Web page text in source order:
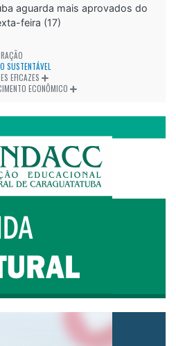
aguarda mais aprovados do
feira (17)
SUSTENTÁVEL
EFICAZES
ECONÔMICO